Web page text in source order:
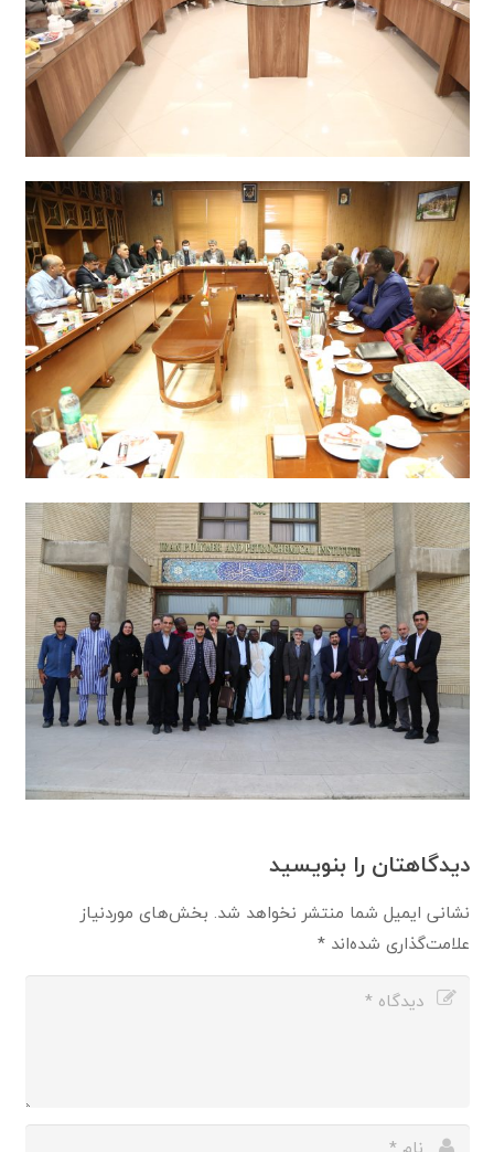
دیدگاهتان را بنویسید
نشانی ایمیل شما منتشر نخواهد شد. بخش‌های موردنیاز
علامت‌گذاری شده‌اند*